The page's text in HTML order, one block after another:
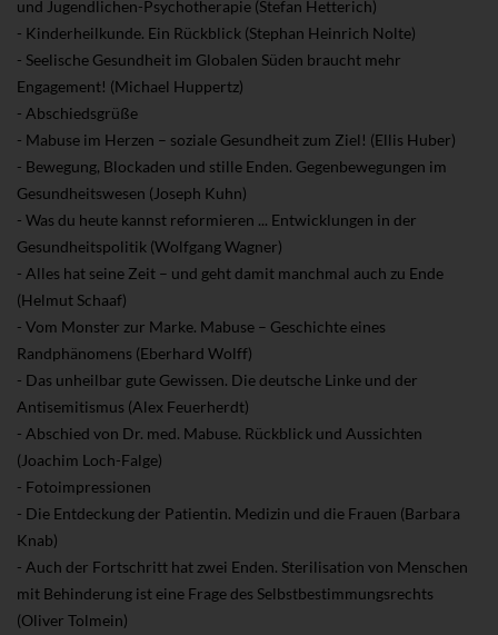
und Jugendlichen-Psychotherapie (Stefan Hetterich)
- Kinderheilkunde. Ein Rückblick (Stephan Heinrich Nolte)
- Seelische Gesundheit im Globalen Süden braucht mehr
Engagement! (Michael Huppertz)
- Abschiedsgrüße
- Mabuse im Herzen – soziale Gesundheit zum Ziel! (Ellis Huber)
- Bewegung, Blockaden und stille Enden. Gegenbewegungen im
Gesundheitswesen (Joseph Kuhn)
- Was du heute kannst reformieren ... Entwicklungen in der
Gesundheitspolitik (Wolfgang Wagner)
- Alles hat seine Zeit – und geht damit manchmal auch zu Ende
(Helmut Schaaf)
- Vom Monster zur Marke. Mabuse – Geschichte eines
Randphänomens (Eberhard Wolff)
- Das unheilbar gute Gewissen. Die deutsche Linke und der
Antisemitismus (Alex Feuerherdt)
- Abschied von Dr. med. Mabuse. Rückblick und Aussichten
(Joachim Loch-Falge)
- Fotoimpressionen
- Die Entdeckung der Patientin. Medizin und die Frauen (Barbara
Knab)
- Auch der Fortschritt hat zwei Enden. Sterilisation von Menschen
mit Behinderung ist eine Frage des Selbstbestimmungsrechts
(Oliver Tolmein)